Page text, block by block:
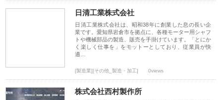
日清工業株式会社
日清工業株式会社は、昭和38年に創業した息の長い企
業です。愛知県岩倉市を拠点に、各種モーター用シャフ
トや機械部品の製造、販売を手掛けています。「とにか
く楽しく仕事を」をモットーとしており、従業員が快
適…
[製造業][その他_製造・加工] 0views
株式会社西村製作所